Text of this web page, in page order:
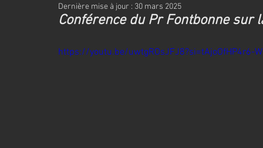
Dernière mise à jour : 30 mars 2025
Conférence du Pr Fontbonne
https://youtu.be/uwtgROsJFJ8?si=tAjoOfHP4r6-